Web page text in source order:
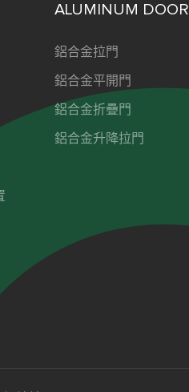
ALUMINUM DOOR
鋁合金拉門
鋁合金平開門
鋁合金折疊門
鋁合金升降拉門